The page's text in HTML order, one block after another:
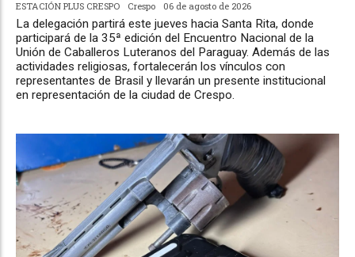
ESTACIÓN PLUS CRESPO Crespo 06 de agosto de 2026
La delegación partirá este jueves hacia Santa Rita, donde
participará de la 35ª edición del Encuentro Nacional de la
Unión de Caballeros Luteranos del Paraguay. Además de las
actividades religiosas, fortalecerán los vínculos con
representantes de Brasil y llevarán un presente institucional
en representación de la ciudad de Crespo.